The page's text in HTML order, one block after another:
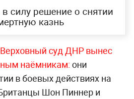
силу решение о снятии
казнь
Верховный суд ДНР вынес
наёмникам: они
в боевых действиях на
Шон Пиннер и